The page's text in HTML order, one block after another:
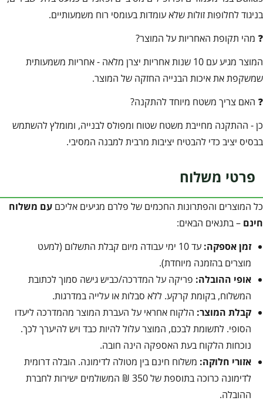
בניגוד לחלופות זולות שלא עומדות בעומסי רוח משמעותיים.
❓ מהי תקופת האחריות על המוצר?
המוצר מגיע עם 10 שנות אחריות יצרן מלאה - אחריות משמעותית
שמשקפת את איכות הבנייה החזקה של המוצר.
❓ האם צריך משטח מיוחד להתקנה?
כן - ההתקנה מחייבת משטח שטוח ומפולס לבנייה, ומומלץ להשתמש
בבסיס יציב כדי להבטיח יציבות מרבית למבנה המסיבי.
פרטי משלוח
כל המוצרים והפתרונות החכמים של פלרם מגיעים אליכם עם משלוח
חינם – בתנאים הבאים:
זמן אספקה:
עד 10 ימי עבודה מיום קבלת התשלום (למעט
מוצרים בהזמנה מיוחדת).
אופי ההובלה: פריקה על המדרכה/כביש גישה סמוך לכתובת
המשלוח, בקומת קרקע. ללא סבלות או עלייה במדרגות.
קבלת המוצר: הלקוח אחראי על העברת המוצר מהמדרכה ליעדו
הסופי. לתשומת לבכם, המוצר עלול להיות כבד ויש להיערך לכך.
נוכחות הלקוח בעת האספקה הינה חובה.
אזורי חלוקה: משלוח חינם בין מטולה לדימונה. הובלה דרומית
לדימונה כרוכה בתוספת של 350 ₪ המשולמים ישירות לחברת
ההובלה.